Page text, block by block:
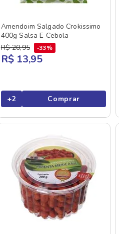
Amendoim Salgado Crokissimo
400g Salsa E Cebola
R$ 20,95 33%
R$ 13,95
+2 Comprar